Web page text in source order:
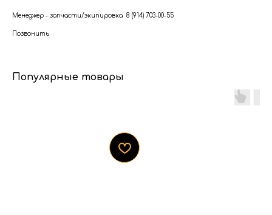
Менеджер - запчасти/экипировка 8 (914) 703-00-55
Позвонить
Популярные товары